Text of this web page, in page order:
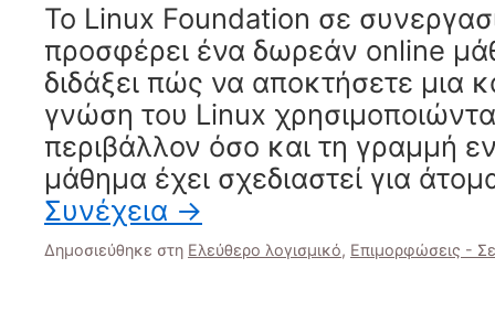
To Linux Foundation σε
προσφέρει ένα δωρεάν online
διδάξει πώς να αποκτήσετε μια
γνώση του Linux
περιβάλλον όσο και τη γραμμή
μάθημα έχει σχεδιαστεί για
Συνέχεια →
Δημοσιεύθηκε στη Ελεύθερο λογισμικό, Επιμορφώσεις -